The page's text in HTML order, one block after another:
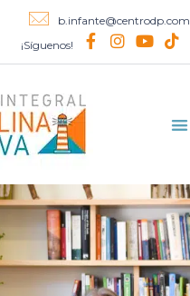
b.infante@centrodp.com
¡Síguenos!